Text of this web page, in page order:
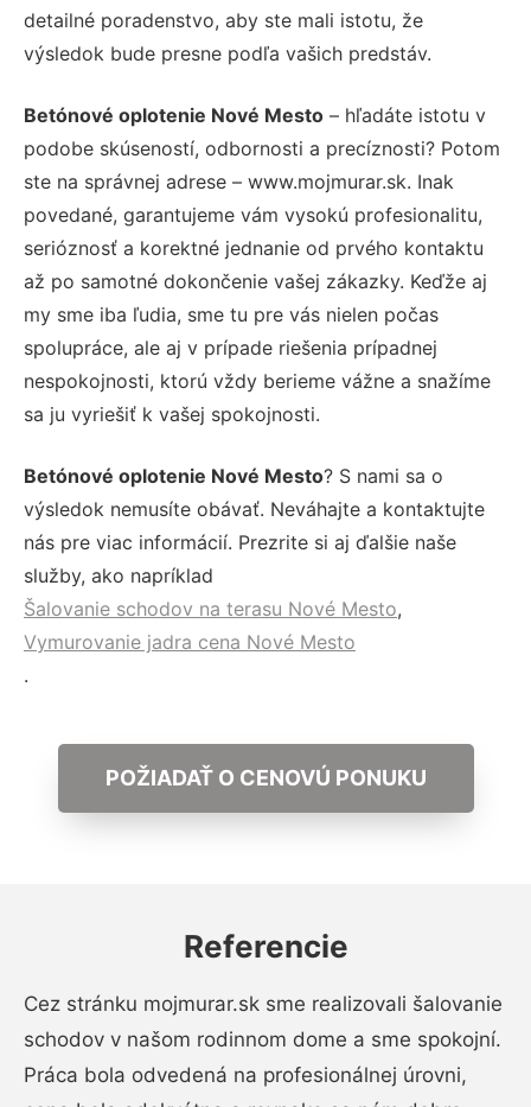
detailné poradenstvo, aby ste mali istotu, že
výsledok bude presne podľa vašich predstáv.
Betónové oplotenie Nové Mesto – hľadáte istotu v
podobe skúseností, odbornosti a precíznosti? Potom
ste na správnej adrese – www.mojmurar.sk. Inak
povedané, garantujeme vám vysokú profesionalitu,
serióznosť a korektné jednanie od prvého kontaktu
až po samotné dokončenie vašej zákazky. Keďže aj
my sme iba ľudia, sme tu pre vás nielen počas
spolupráce, ale aj v prípade riešenia prípadnej
nespokojnosti, ktorú vždy berieme vážne a snažíme
sa ju vyriešiť k vašej spokojnosti.
Betónové oplotenie Nové Mesto? S nami sa o
výsledok nemusíte obávať. Neváhajte a kontaktujte
nás pre viac informácií. Prezrite si aj ďalšie naše
služby, ako napríklad
Šalovanie schodov na terasu Nové Mesto,
Vymurovanie jadra cena Nové Mesto
.
POŽIADAŤ O CENOVÚ PONUKU
Referencie
Cez stránku mojmurar.sk sme realizovali šalovanie
schodov v našom rodinnom dome a sme spokojní.
Práca bola odvedená na profesionálnej úrovni,